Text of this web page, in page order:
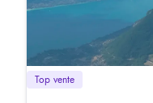
Top vente